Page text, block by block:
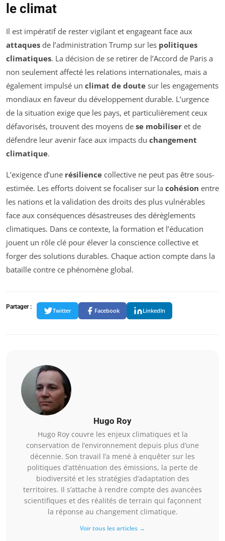
le climat
Il est impératif de rester vigilant et engageant face aux
attaques de l’administration Trump sur les politiques
climatiques. La décision de se retirer de l’Accord de Paris a
non seulement affecté les relations internationales, mais a
également impulsé un climat de doute sur les engagements
mondiaux en faveur du développement durable. L’urgence
de la situation exige que les pays, et particulièrement ceux
défavorisés, trouvent des moyens de se mobiliser et de
défendre leur avenir face aux impacts du changement
climatique.
L’exigence d’une résilience collective ne peut pas être sous-
estimée. Les efforts doivent se focaliser sur la cohésion entre
les nations et la validation des droits des plus vulnérables
face aux conséquences désastreuses des dérèglements
climatiques. Dans ce contexte, la formation et l’éducation
jouent un rôle clé pour élever la conscience collective et
forger des solutions durables. Chaque action compte dans la
bataille contre ce phénomène global.
Partager :
Twitter Facebook LinkedIn
Hugo Roy
Hugo Roy couvre les enjeux climatiques et la
conservation de l’environnement depuis plus d’une
décennie. Son travail l’a mené à enquêter sur les
politiques d’atténuation des émissions, la perte de
biodiversité et les stratégies d’adaptation des
territoires. Il s’attache à rendre compte des avancées
scientifiques et des réalités de terrain qui façonnent
la réponse au changement climatique.
Voir tous les articles →